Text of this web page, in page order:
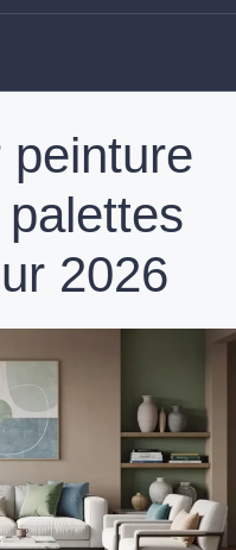
peinture
2026